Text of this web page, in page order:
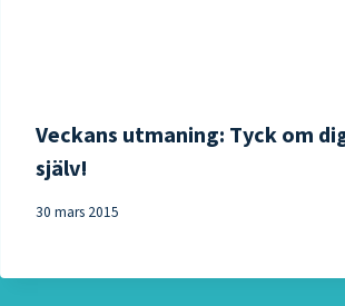
Veckans utmaning: Tyck om
själv!
30 mars 2015